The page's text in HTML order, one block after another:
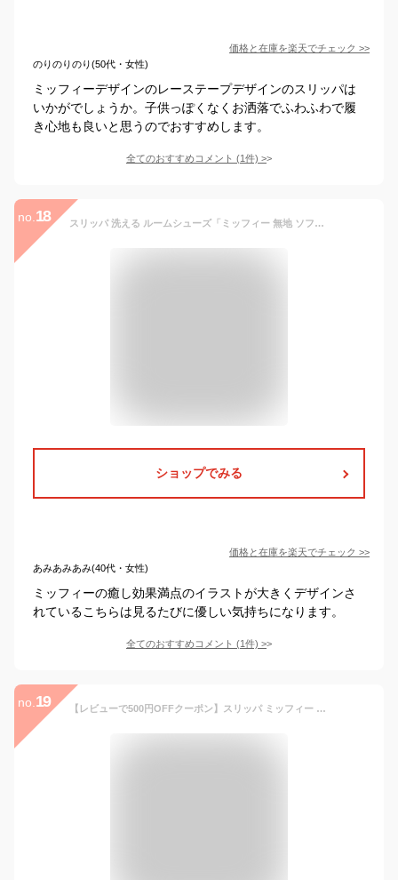
価格と在庫を楽天でチェック >>
のりのりのり(50代・女性)
ミッフィーデザインのレーステープデザインのスリッパは
いかがでしょうか。子供っぽくなくお洒落でふわふわで履
き心地も良いと思うのでおすすめします。
全てのおすすめコメント (1件) >
no. 18 スリッパ 洗える ルームシューズ「ミッフィー 無地 ソフト 洗える スリッパ 」 おしゃれ かわいい ブランド 室内 室内履き 来客用 来客 レディース 洗濯 手洗い 通年 1足販売 愛和総業
ショップでみる
価格と在庫を楽天でチェック >>
あみあみあみ(40代・女性)
ミッフィーの癒し効果満点のイラストが大きくデザインさ
れているこちらは見るたびに優しい気持ちになります。
全てのおすすめコメント (1件) >
no. 19 【レビューで500円OFFクーポン】スリッパ ミッフィー コンフォート ニット ボーダー かわいい レディース おしゃれ 前あき 室内 ルームシューズ 送料無料 1足販売